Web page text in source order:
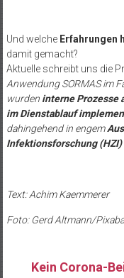
Und welche Erfahrungen
damit gemacht?
Aktuelle schreibt uns die
Anwendung SORMAS im
wurden interne Prozesse
im Dienstablauf
dahingehend in engem
Infektionsforschung
Text: Achim Kaemmerer
Foto: Gerd Altmann/
Kein Corona-